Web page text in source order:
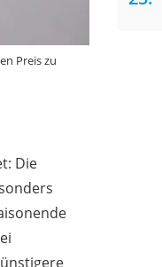
Preis zu
Die